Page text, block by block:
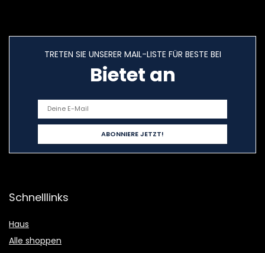
TRETEN SIE UNSERER MAIL-LISTE FÜR BESTE BEI
Bietet an
Schnelllinks
Haus
Alle shoppen